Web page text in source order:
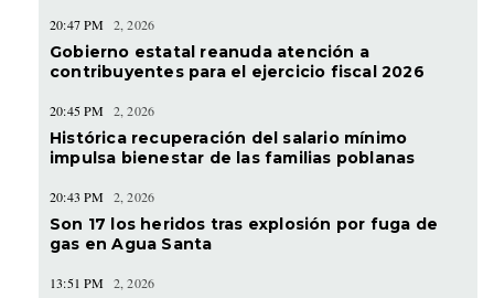
20:47 PM 2, 2026
Gobierno estatal reanuda atención a
contribuyentes para el ejercicio fiscal 2026
20:45 PM 2, 2026
Histórica recuperación del salario mínimo
impulsa bienestar de las familias poblanas
20:43 PM 2, 2026
Son 17 los heridos tras explosión por fuga de
gas en Agua Santa
13:51 PM 2, 2026